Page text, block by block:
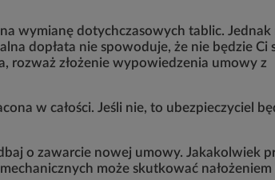
wymianę dotychczasowych tablic. Jednak
dopłata nie spowoduje, że nie będzie Ci
rozważ złożenie wypowiedzenia umowy z
w całości. Jeśli nie, to ubezpieczyciel
o zawarcie nowej umowy. Jakakolwiek
może skutkować nałożeniem